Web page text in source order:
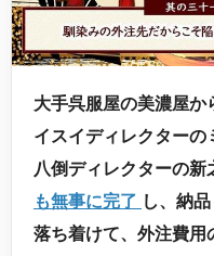
大手呉服屋の美濃屋か
イスイディレクターの
八倒ディレクターの新
も無事に完了 し、納
落ち着けて、外注費用